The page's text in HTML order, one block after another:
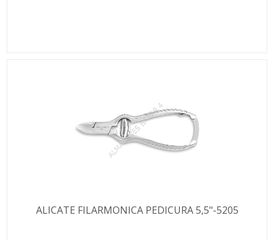
ALICATE FILARMONICA PEDICURA 5,5"-5205